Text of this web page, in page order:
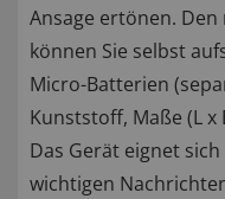
Ansage ertönen. Den
können Sie selbst
Micro-Batterien
Kunststoff, Maße (L x
Das Gerät eignet
wichtigen